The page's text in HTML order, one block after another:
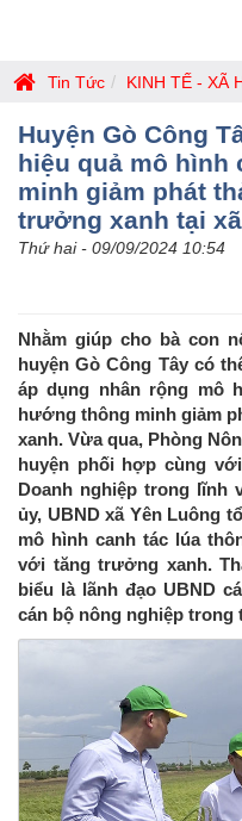
Tin Tức KINH TẾ - XÃ
Huyện Gò Công
hiệu quả mô hình
minh giảm phát
trưởng xanh tại
Thứ hai - 09/09/2024 10:54
Nhằm giúp cho bà con
huyện Gò Công Tây có
áp dụng nhân rộng mô
hướng thông minh giảm
xanh. Vừa qua, Phòng
huyện phối hợp cùng
Doanh nghiệp trong lĩnh
ủy, UBND xã Yên Luông
mô hình canh tác lúa
với tăng trưởng xanh.
biểu là lãnh đạo UBND
cán bộ nông nghiệp trong